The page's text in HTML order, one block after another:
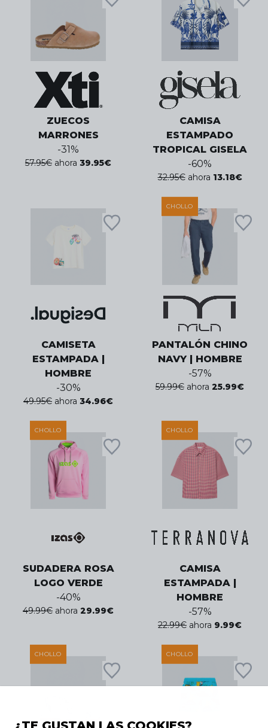
ZUECOS
MARRONES
-31%
57.95€ ahora 39.95€
CAMISA
ESTAMPADO
TROPICAL GISELA
-60%
32.95€ ahora 13.18€
CAMISETA
ESTAMPADA |
HOMBRE
-30%
49.95€ ahora 34.96€
CHOLLO
PANTALÓN CHINO
NAVY | HOMBRE
-57%
59.99€ ahora 25.99€
CHOLLO
SUDADERA ROSA
LOGO VERDE
-40%
49.99€ ahora 29.99€
CHOLLO
CAMISA
ESTAMPADA |
HOMBRE
-57%
22.99€ ahora 9.99€
CHOLLO CHOLLO